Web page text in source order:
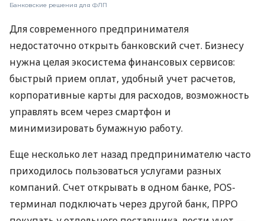
Банковские решения для ФЛП
Для современного предпринимателя
недостаточно открыть банковский счет. Бизнесу
нужна целая экосистема финансовых сервисов:
быстрый прием оплат, удобный учет расчетов,
корпоративные карты для расходов, возможность
управлять всем через смартфон и
минимизировать бумажную работу.
Еще несколько лет назад предпринимателю часто
приходилось пользоваться услугами разных
компаний. Счет открывать в одном банке, POS-
терминал подключать через другой банк, ПРРО